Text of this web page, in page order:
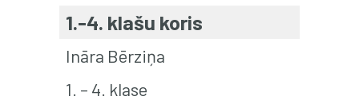
1.-4. klašu koris
Ināra Bērziņa
1. – 4. klase